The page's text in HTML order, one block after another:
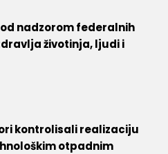
nadzorom federalnih
životinja, ljudi i
kontrolisali realizaciju
otpadnim